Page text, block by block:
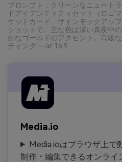
プロンプト：クリーンなニュート
ドアイデンティティセット（ロゴ
ケットカード、サインモックアッ
ショットで。主な色は深い真夜中
かなゴールドのアクセント。高級
ティング --ar 16:9
Media.io
Media.ioはブラウザ上で
制作・編集できるオンライ